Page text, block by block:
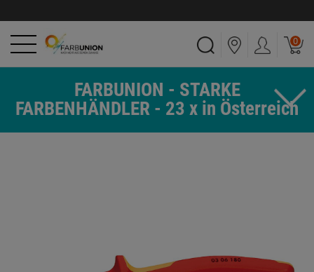
0
FARBUNION - STARKE
FARBENHÄNDLER - 23 x in Österreich